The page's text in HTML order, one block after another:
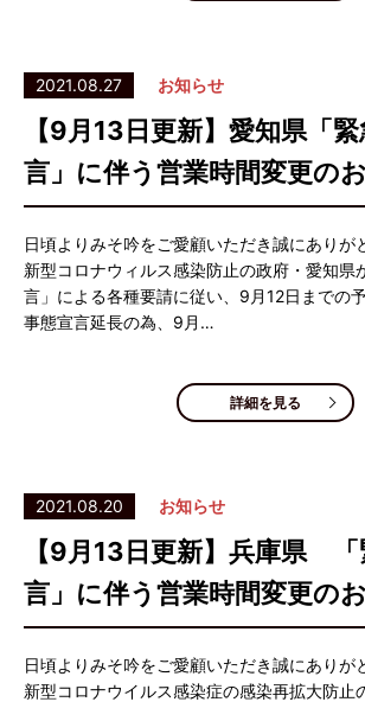
2021.08.27 お知らせ
【9月13日更新】愛知県「
言」に伴う営業時間変更の
日頃よりみそ吟をご愛顧いただき誠にありが
新型コロナウィルス感染防止の政府・愛知県
言」による各種要請に従い、9月12日までの
事態宣言延長の為、9月…
詳細を見る
2021.08.20 お知らせ
【9月13日更新】兵庫県 「
言」に伴う営業時間変更の
日頃よりみそ吟をご愛顧いただき誠にありが
新型コロナウイルス感染症の感染再拡大防止